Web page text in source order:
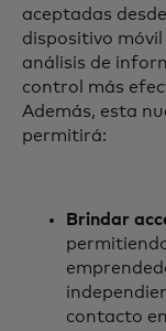
aceptadas
dispositivo
análisis de
control más
Además, esta
permitirá:
Brindar
contacto